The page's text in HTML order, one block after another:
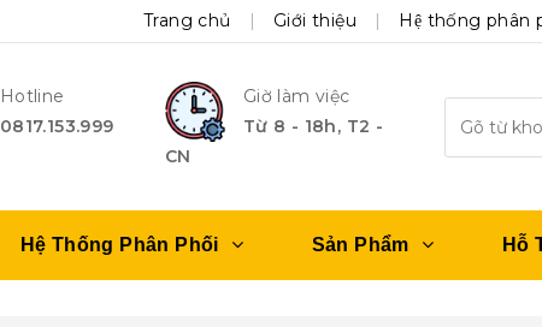
Trang chủ Giới thiệu Hệ thống phân
Hotline
0817.153.999
Giờ làm việc
Từ 8 - 18h, T2 -
CN
Hệ Thống Phân Phối Sản Phẩm Hỗ